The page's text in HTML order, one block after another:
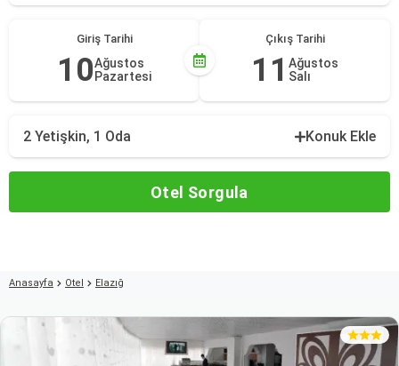
Giriş Tarihi
10Ağustos
Pazartesi
Çıkış Tarihi
11 Ağustos
Salı
2 Yetişkin, 1 Oda Konuk Ekle
Otel Sorgula
Anasayfa Otel Elazığ